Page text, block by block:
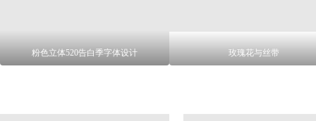
粉色立体520告白季字体设计 玫瑰花与丝带